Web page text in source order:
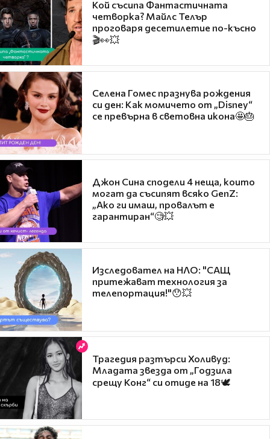
Кой съсипа Фантастичната
четворка? Майлс Телър
проговаря десетилетие по-късно
🎬👀💥
Селена Гомес празнува рождения
си ден: Как момичето от „Disney“
се превърна в световна икона🤩🎂
Джон Сина сподели 4 неща, които
могат да съсипят всяко GenZ:
„Ако ги имаш, провалът е
гарантиран“🧐💥
Изследовател на НЛО: "САЩ
притежават технология за
телепортация!"😯💥
Трагедия разтърси Холивуд:
Младата звезда от „Годзила
срещу Конг“ си отиде на 18🕊️